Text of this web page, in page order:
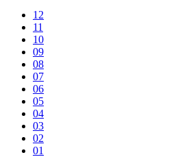
12
11
10
09
08
07
06
05
04
03
02
01